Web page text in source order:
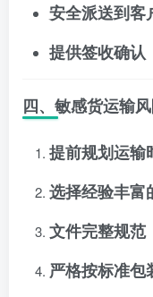
安全派送到客
提供签收确认
四、敏感货运输
提前规划运输
选择经验丰富
文件完整规范
严格按标准包